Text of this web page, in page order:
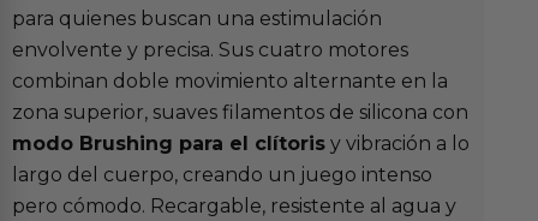
para quienes buscan una estimulación
envolvente y precisa. Sus cuatro motores
combinan doble movimiento alternante en la
zona superior, suaves filamentos de silicona con
modo Brushing para el clítoris y vibración a lo
largo del cuerpo, creando un juego intenso
pero cómodo. Recargable, resistente al agua y